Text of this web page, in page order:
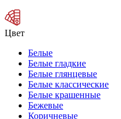
Цвет
Белые
Белые гладкие
Белые глянцевые
Белые классические
Белые крашенные
Бежевые
Коричневые